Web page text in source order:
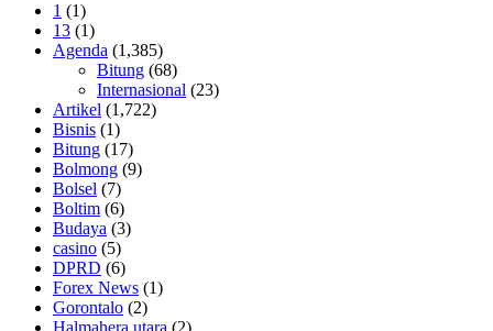
1 (1)
13 (1)
Agenda (1,385)
Bitung (68)
Internasional (23)
Artikel (1,722)
Bisnis (1)
Bitung (17)
Bolmong (9)
Bolsel (7)
Boltim (6)
Budaya (3)
casino (5)
DPRD (6)
Forex News (1)
Gorontalo (2)
Halmahera utara (2)